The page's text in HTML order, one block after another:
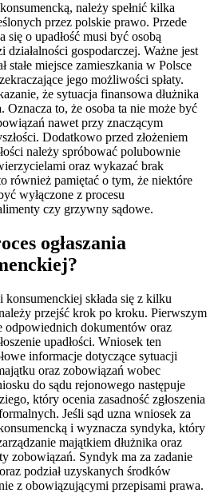
należy spełnić kilka
przez polskie prawo. Przede
się o upadłość musi być osobą
gospodarczej. Ważne jest
stałe miejsce zamieszkania w Polsce
jego możliwości spłaty.
że sytuacja finansowa dłużnika
Oznacza to, że osoba ta nie może być
nawet przy znaczącym
Dodatkowo przed złożeniem
należy spróbować polubownie
oraz wykazać brak
również pamiętać o tym, że niektóre
wyłączone z procesu
czy grzywny sądowe.
ogłaszania
konsumenckiej składa się z kilku
przejść krok po kroku. Pierwszym
odpowiednich dokumentów oraz
upadłości. Wniosek ten
informacje dotyczące sytuacji
oraz zobowiązań wobec
do sądu rejonowego następuje
który ocenia zasadność zgłoszenia
Jeśli sąd uzna wniosek za
konsumencką i wyznacza syndyka, który
majątkiem dłużnika oraz
zobowiązań. Syndyk ma za zadanie
podział uzyskanych środków
z obowiązującymi przepisami prawa.